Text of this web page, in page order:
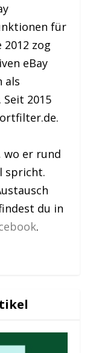
für
zog
eBay
als
2015
wo er rund
spricht.
du in
.